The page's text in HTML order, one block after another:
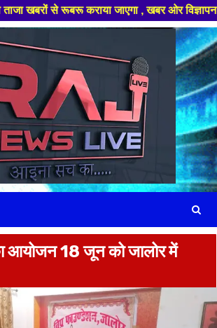
रूबरू कराया जाएगा , खबर ओर विज्ञापन के लिए
आयोजन 18 जून को जालोर में